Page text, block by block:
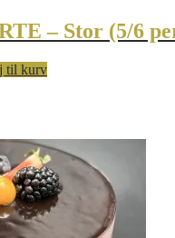
– Stor (5/6
til kurv